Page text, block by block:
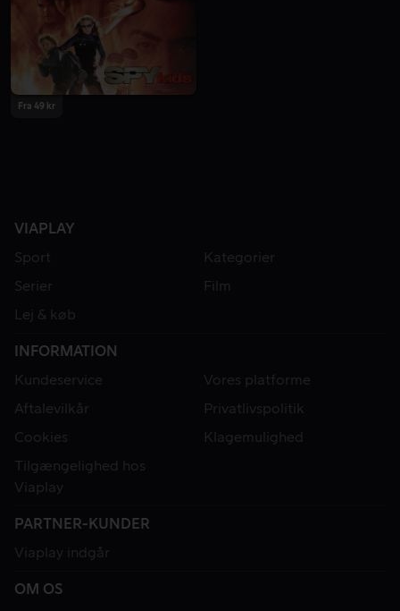
Fra 49 kr
VIAPLAY
Sport
Kategorier
Serier
Film
Lej & køb
INFORMATION
Kundeservice
Vores platforme
Aftalevilkår
Privatlivspolitik
Cookies
Klagemulighed
Tilgængelighed hos
Viaplay
PARTNER-KUNDER
Viaplay indgår
OM OS